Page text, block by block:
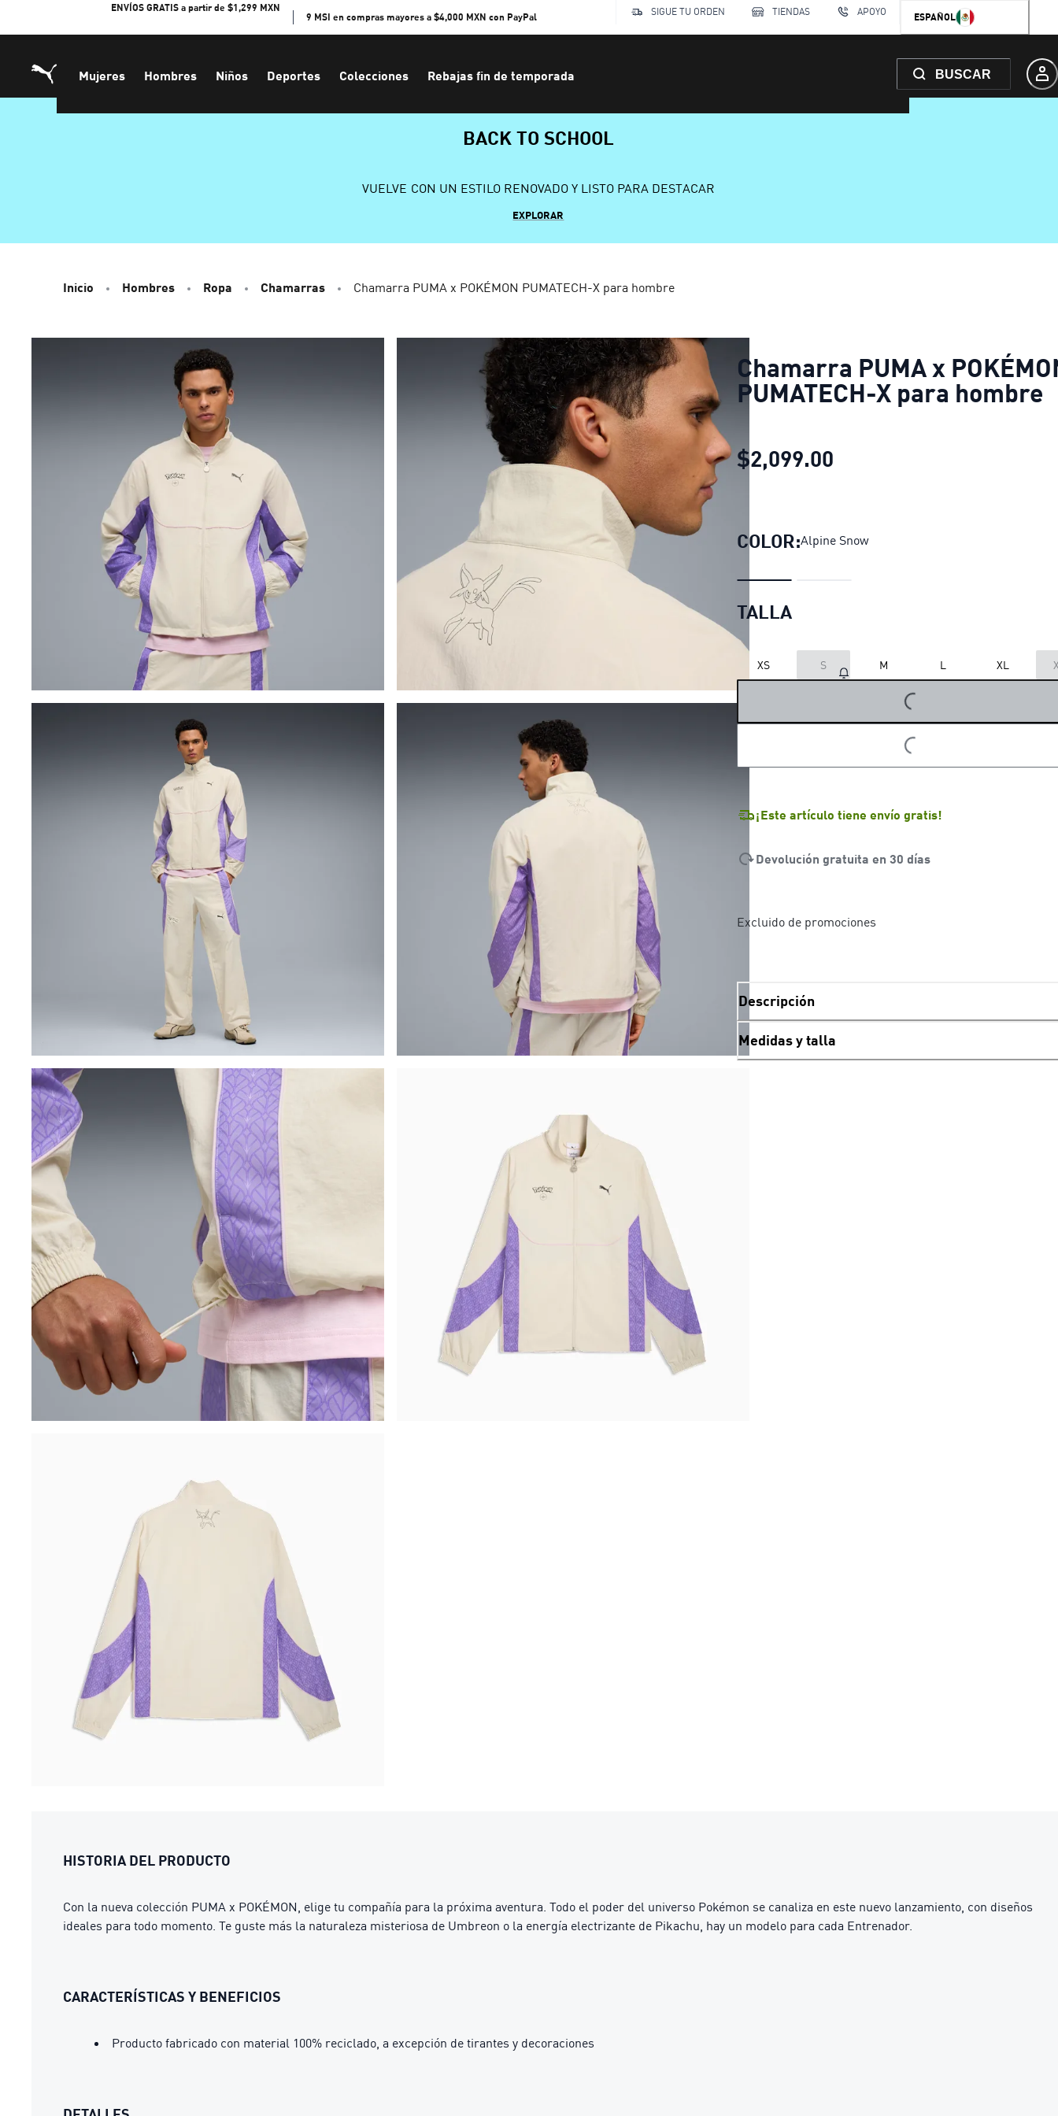
ENVÍOS GRATIS a partir de $1,299 MXN
9 MSI en compras mayores a $4,000 MXN con PayPal
SIGUE TU ORDEN TIENDAS APOYO ESPAÑOL
Mujeres Hombres Niños Deportes Colecciones Rebajas fin de temporada BUSCAR
BACK TO SCHOOL
VUELVE CON UN ESTILO RENOVADO Y LISTO PARA DESTACAR
EXPLORAR
Inicio Hombres Ropa Chamarras Chamarra PUMA x POKÉMON PUMATECH-X para hombre
Chamarra PUMA x
PUMATECH-X para hombre
$2,099.00
COLOR:Alpine Snow
TALLA
XS S M L XL
LOADING...
LOADING...
¡Este artículo tiene envío gratis!
Devolución gratuita en 30 días
Excluido de promociones
Descripción
Medidas y talla
HISTORIA DEL PRODUCTO
Con la nueva colección PUMA x POKÉMON, elige tu compañía para la próxima aventura. Todo el poder del universo Pokémon se canaliza en este nuevo lanzamiento, con diseños
ideales para todo momento. Te guste más la naturaleza misteriosa de Umbreon o la energía electrizante de Pikachu, hay un modelo para cada Entrenador.
CARACTERÍSTICAS Y BENEFICIOS
Producto fabricado con material 100% reciclado, a excepción de tirantes y decoraciones